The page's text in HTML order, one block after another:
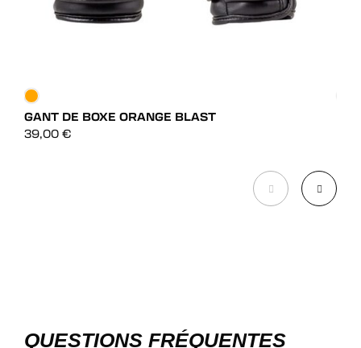
GANT DE BOXE ORANGE BLAST
39,00 €
QUESTIONS FRÉQUENTES